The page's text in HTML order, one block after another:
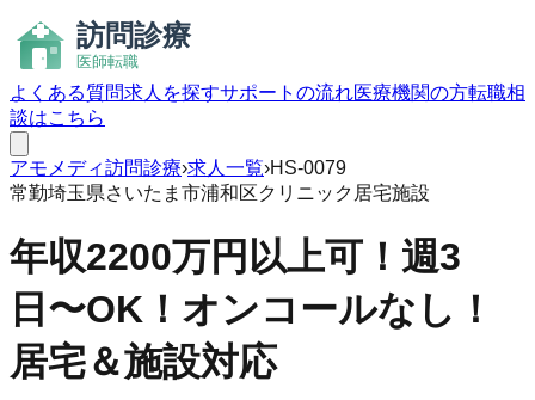
よくある質問求人を探すサポートの流れ医療機関の方転職相
談はこちら
アモメディ訪問診療›求人一覧›HS-0079
常勤埼玉県さいたま市浦和区クリニック 居宅施設
年収2200万円以上可！週3
日〜OK！オンコールなし！
居宅＆施設対応